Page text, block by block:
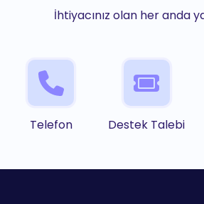
İhtiyacınız olan her anda
Telefon Destek Talebi